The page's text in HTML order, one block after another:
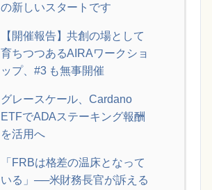
の新しいスタートです
【開催報告】共創の場として
育ちつつあるAIRAワークショ
ップ、#3 も無事開催
グレースケール、Cardano
ETFでADAステーキング報酬
を活用へ
「FRBは格差の温床となって
いる」──米財務長官が訴える